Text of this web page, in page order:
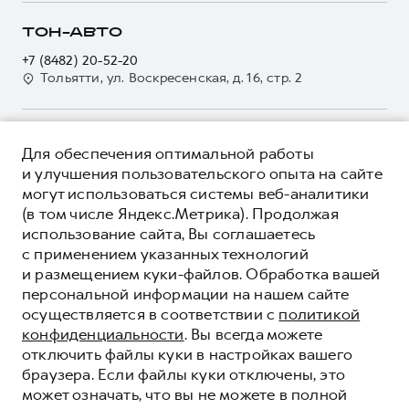
Кредит
Для малого бизнеса
Система управления автопарком
Сервис для корпоративных клиентов
HAVAL Лизинг
Автомобильные аксессуары
Коллекция PRO
Коллекция Базовая
Коллекция Детская
Электронный ПТС
GWM Безопасность
Мобильное приложение GWM
Программа «HAVAL Защита+»
Руководства по эксплуатации
Подписки
Автомобильные аксессуары
Коллекция PRO
Коллекция Базовая
Коллекция Детская
О дилере
Наша команда
Контакты
ТОН-АВТО
+7 (8482) 20-52-20
Тольятти, ул. Воскресенская, д. 16, стр. 2
ЦЕНЫ И ВЫГОДЫ
ЮРИДИЧЕСКАЯ ИНФОРМАЦИЯ
Вся представленная на сайте информация, касающаяся
автомобилей и сервисного обслуживания, носит
информационный характер и не является публичной офертой.
Все цены, указанные на данном сайте, носят информационный
характер и являются максимально рекомендуемыми
розничными ценами по расчетам дистрибьютора (ООО «Грейт
Волл Мотор Рус»). Для получения подробной информации
просьба обращаться к ближайшему официальному дилеру ООО
«Грейт Волл Мотор Рус» либо по телефону Горячей линии 8 (800)
511-59-86, либо на сайте. Опубликованная на данном сайте
****На некоторых автомобилях HAVAL может отсутствовать
система / устройство вызова экстренных оперативных служб
(блок ЭРА-ГЛОНАСС).
Показать все
© 2026 ООО «Грейт Волл Мотор Рус»
© 2026 ООО «УК «Тон-Авто»
Политика конфиденциальности
Для обеспечения оптимальной работы
и улучшения пользовательского опыта на сайте
могут использоваться системы веб-аналитики
(в том числе Яндекс.Метрика). Продолжая
использование сайта, Вы соглашаетесь
с применением указанных технологий
и размещением куки-файлов. Обработка вашей
персональной информации на нашем сайте
осуществляется в соответствии с политикой
конфиденциальности. Вы всегда можете
отключить файлы куки в настройках вашего
браузера. Если файлы куки отключены, это
может означать, что вы не можете в полной